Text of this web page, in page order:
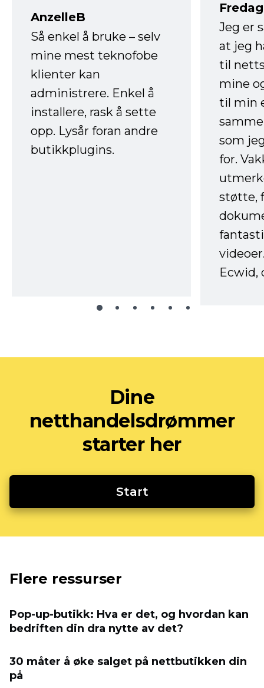
AnzelleB
Så enkel å bruke – selv
mine mest teknofobe
klienter kan
administrere. Enkel å
installere, rask å sette
opp. Lysår foran andre
butikkplugins.
Jeg er
at jeg
til
mine
til min
som
for.
støtte,
Ecwid,
Dine
netthandelsdrømmer
starter her
Start
Flere ressurser
Pop-up-butikk: Hva er det, og hvordan kan
bedriften din dra nytte av det?
30 måter å øke salget på nettbutikken din
på